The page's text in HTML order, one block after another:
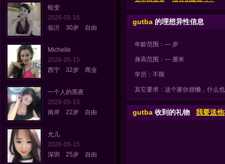
蜕变
2026-05-15
临沂 30岁 自由
Michelle
2026-05-15
西宁 32岁 商业
一个人的黑夜
2026-05-15
南岸 22岁 自由
允儿
2026-05-15
深圳 25岁 自由
gutba 的理想异性信息
年龄范围：— 岁
身高范围：— 厘米
学历：不限
其它要求：这个家伙很懒，什么
gutba 收到的礼物 我要送